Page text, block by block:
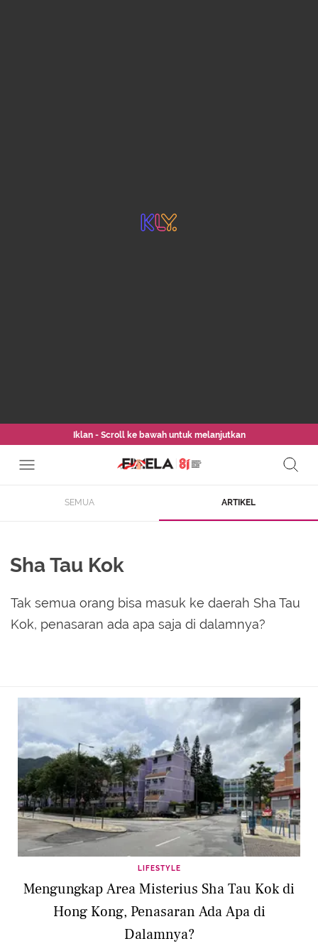
Iklan - Scroll ke bawah untuk melanjutkan
SEMUA ARTIKEL
Sha Tau Kok
Tak semua orang bisa masuk ke daerah Sha Tau
Kok, penasaran ada apa saja di dalamnya?
LIFESTYLE
Mengungkap Area Misterius Sha Tau Kok di
Hong Kong, Penasaran Ada Apa di
Dalamnya?